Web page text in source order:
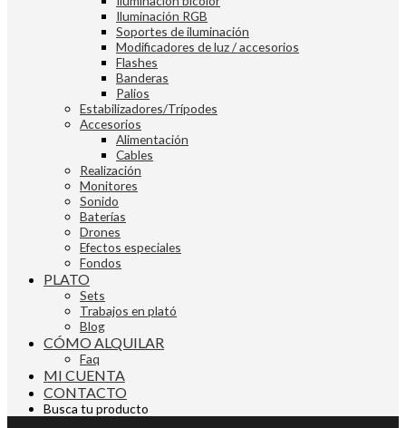
Iluminación RGB
Soportes de iluminación
Modificadores de luz / accesorios
Flashes
Banderas
Palios
Estabilizadores/Trípodes
Accesorios
Alimentación
Cables
Realización
Monitores
Sonido
Baterías
Drones
Efectos especiales
Fondos
PLATO
Sets
Trabajos en plató
Blog
CÓMO ALQUILAR
Faq
MI CUENTA
CONTACTO
Busca tu producto